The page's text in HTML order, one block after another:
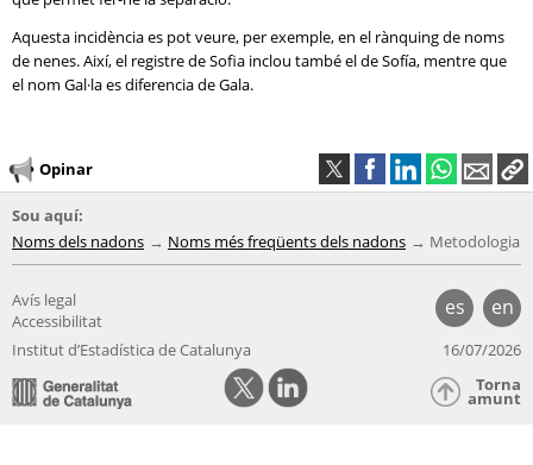
Aquesta incidència es pot veure, per exemple, en el rànquing de noms
de nenes. Així, el registre de Sofia inclou també el de Sofía, mentre que
el nom Gal·la es diferencia de Gala.
Opinar
Sou aquí:
Noms dels nadons
Noms més freqüents dels nadons Metodologia
es en
Avís legal
Accessibilitat
Institut d’Estadística de Catalunya
16/07/2026
Torna
amunt